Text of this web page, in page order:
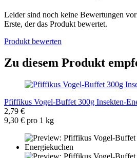
Leider sind noch keine Bewertungen
Erste, der das Produkt bewertet.
Produkt bewerten
Zu diesem Produkt
Pfiffikus Vogel-Buffet 300g Insekten-
2,79 €
9,30 € pro 1 kg